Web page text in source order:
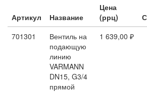
Артикул Название
Цена
(ррц)
701301
Вентиль на
подающую
линию
VARMANN
DN15, G3/4
прямой
1 639,00 ₽